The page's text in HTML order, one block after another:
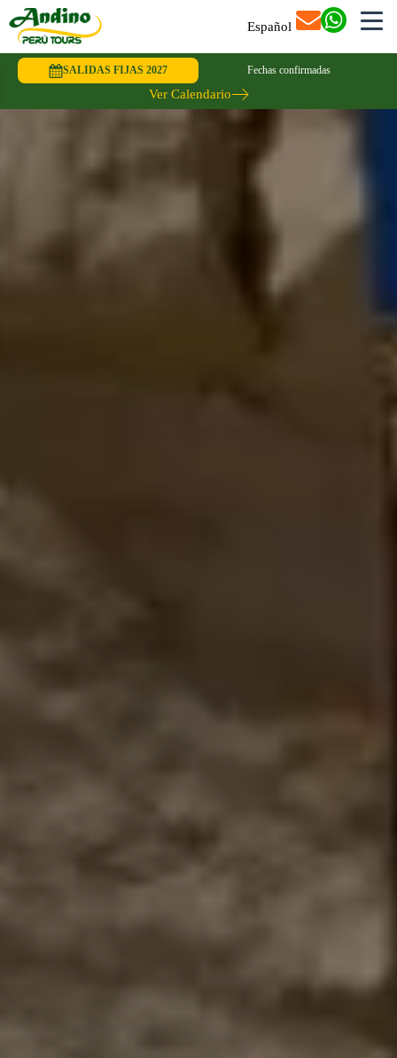
Español
SALIDAS FIJAS 2027 Fechas confirmadas
Ver Calendario